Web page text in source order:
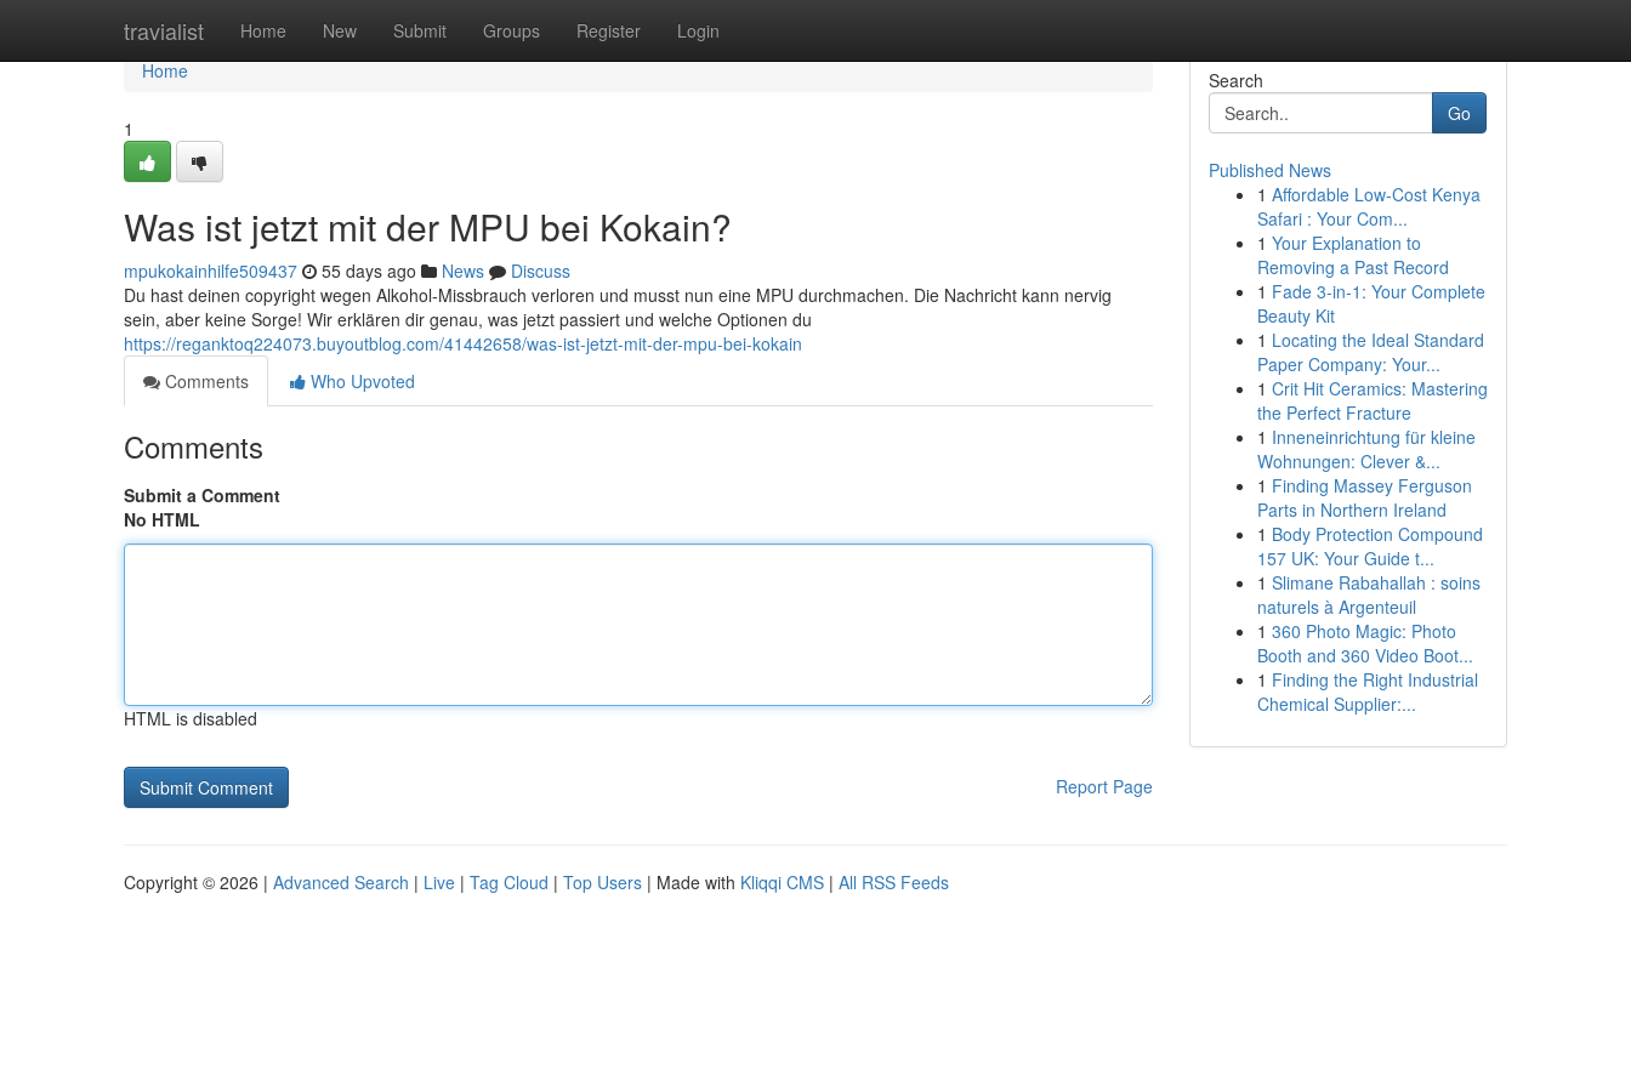
travialist Home New Submit Groups Register Login
Home
Home
1
Was ist jetzt mit der MPU bei Kokain?
mpukokainhilfe509437 55 days ago News
Discuss
Du hast deinen copyright wegen Alkohol-Missbrauch verloren und musst nun eine MPU durchmachen. Die Nachricht kann nervig
sein, aber keine Sorge! Wir erklären dir genau, was jetzt passiert und welche Optionen du
https://reganktoq224073.buyoutblog.com/41442658/was-ist-jetzt-mit-der-mpu-bei-kokain
Comments
Who Upvoted
Comments
Submit a Comment
No HTML
HTML is disabled
Report Page
Search
Go
Published News
1 Affordable Low-Cost Kenya
Safari : Your Com...
1 Your Explanation to
Removing a Past Record
1 Fade 3-in-1: Your Complete
Beauty Kit
1 Locating the Ideal Standard
Paper Company: Your...
1 Crit Hit Ceramics: Mastering
the Perfect Fracture
1 Inneneinrichtung für kleine
Wohnungen: Clever &...
1 Finding Massey Ferguson
Parts in Northern Ireland
1 Body Protection Compound
157 UK: Your Guide t...
1 Slimane Rabahallah : soins
naturels à Argenteuil
1 360 Photo Magic: Photo
Booth and 360 Video Boot...
1 Finding the Right Industrial
Chemical Supplier:...
Copyright © 2026 | Advanced Search | Live | Tag Cloud | Top Users | Made with Kliqqi CMS | All RSS Feeds